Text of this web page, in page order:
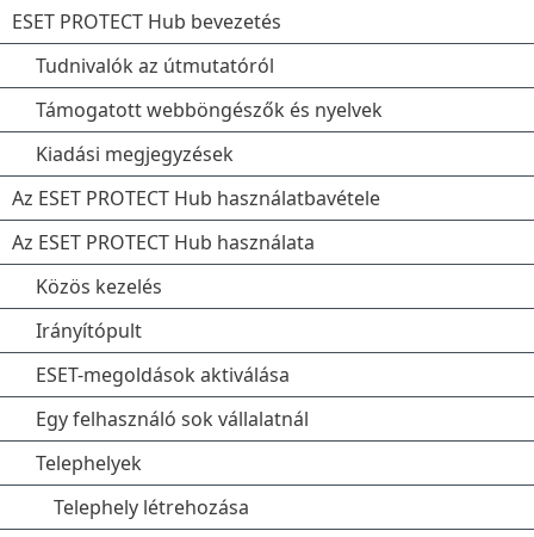
ESET PROTECT Hub bevezetés
Tudnivalók az útmutatóról
Támogatott webböngészők és nyelvek
Kiadási megjegyzések
Az ESET PROTECT Hub használatbavétele
Az ESET PROTECT Hub használata
Közös kezelés
Irányítópult
ESET-megoldások aktiválása
Egy felhasználó sok vállalatnál
Telephelyek
Telephely létrehozása